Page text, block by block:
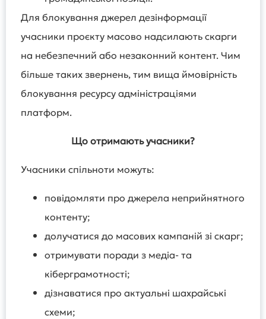
Для блокування джерел дезінформації
учасники проєкту масово надсилають скарги
на небезпечний або незаконний контент. Чим
більше таких звернень, тим вища ймовірність
блокування ресурсу адміністраціями
платформ.
Що отримають учасники?
Учасники спільноти можуть:
повідомляти про джерела неприйнятного
контенту;
долучатися до масових кампаній зі скарг;
отримувати поради з медіа- та
кіберграмотності;
дізнаватися про актуальні шахрайські
схеми;